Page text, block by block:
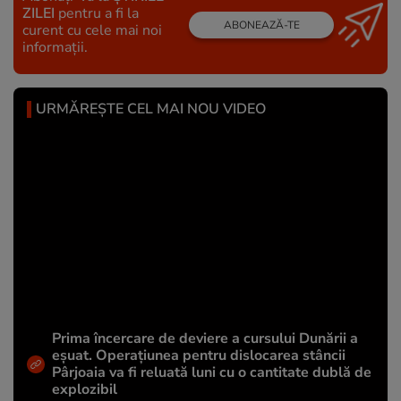
ZILEI pentru a fi la
curent cu cele mai noi
informații.
ABONEAZĂ-TE
URMĂREȘTE CEL MAI NOU VIDEO
Prima încercare de deviere a cursului Dunării a
eșuat. Operațiunea pentru dislocarea stâncii
Pârjoaia va fi reluată luni cu o cantitate dublă de
explozibil